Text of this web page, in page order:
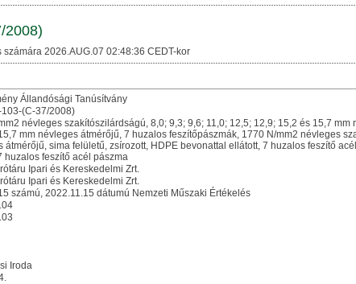
2008)
2026.AUG.07 02:48:36 CEDT-kor
Állandósági Tanúsítvány
(C-37/2008)
névleges szakítószilárdságú, 8,0; 9,3; 9,6; 11,0; 12,5; 12,9; 15,2 és 15,7
mm névleges átmérőjű, 7 huzalos feszítőpászmák, 1770 N/mm2 névleges
átmérőjű, sima felületű, zsírozott, HDPE bevonattal ellátott, 7 huzalos feszítő
huzalos feszítő acél pászma
Ipari és Kereskedelmi Zrt.
Ipari és Kereskedelmi Zrt.
számú, 2022.11.15 dátumú Nemzeti Műszaki Értékelés
Iroda